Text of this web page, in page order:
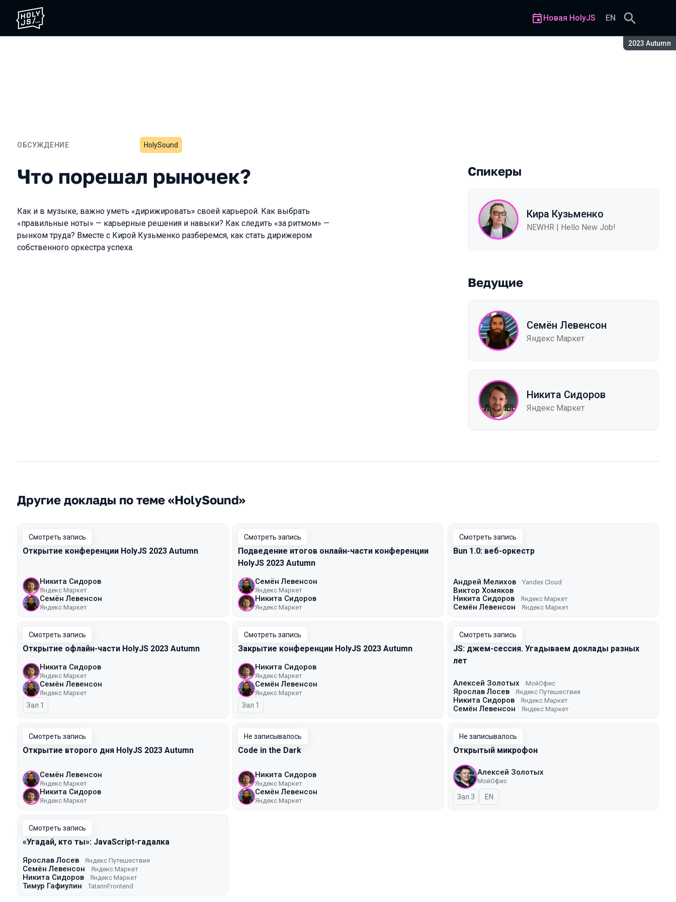
Сезон:
2023 Autumn
Новая HolyJS EN
ОБСУЖДЕНИЕ
Что порешал рыночек?
HolySound
Что порешал рыночек?
Как и в музыке, важно уметь «дирижировать» своей карьерой. Как выбрать
«правильные ноты» — карьерные решения и навыки? Как следить «за ритмом» —
рынком труда? Вместе с Кирой Кузьменко разберемся, как стать дирижером
собственного оркестра успеха.
Спикеры
Кира Кузьменко
NEWHR | Hello New Job!
Ведущие
Семён Левенсон
Яндекс Маркет
Никита Сидоров
Яндекс Маркет
Другие доклады по теме «HolySound»
Смотреть запись
Открытие конференции HolyJS 2023 Autumn
Никита Сидоров
Яндекс Маркет
Семён Левенсон
Яндекс Маркет
Смотреть запись
Подведение итогов онлайн-части конференции
HolyJS 2023 Autumn
Семён Левенсон
Яндекс Маркет
Никита Сидоров
Яндекс Маркет
Смотреть запись
Bun 1.0: веб-оркестр
Андрей Мелихов Yandex Cloud
Виктор Хомяков
Никита Сидоров
Яндекс Маркет
Семён Левенсон Яндекс Маркет
Смотреть запись
Открытие офлайн-части HolyJS 2023 Autumn
Никита Сидоров
Яндекс Маркет
Семён Левенсон
Яндекс Маркет
Зал 1
Смотреть запись
Закрытие конференции HolyJS 2023 Autumn
Никита Сидоров
Яндекс Маркет
Семён Левенсон
Яндекс Маркет
Зал 1
Смотреть запись
JS: джем-сессия. Угадываем доклады разных
лет
Алексей Золотых МойОфис
Ярослав Лосев Яндекс Путешествия
Никита Сидоров Яндекс Маркет
Семён Левенсон Яндекс Маркет
Смотреть запись
Открытие второго дня HolyJS 2023 Autumn
Семён Левенсон
Яндекс Маркет
Никита Сидоров
Яндекс Маркет
Не записывалось
Code in the Dark
Никита Сидоров
Яндекс Маркет
Семён Левенсон
Яндекс Маркет
Не записывалось
Открытый микрофон
Алексей Золотых
МойОфис
Зал 3 На английском языке
EN
Смотреть запись
«Угадай, кто ты»: JavaScript-гадалка
Ярослав Лосев Яндекс Путешествия
Семён Левенсон Яндекс Маркет
Никита Сидоров Яндекс Маркет
Тимур Гафиулин TatarinFrontend